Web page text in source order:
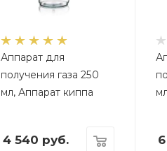
Аппарат для
получения газа 250
мл, Аппарат киппа
4 540 руб.